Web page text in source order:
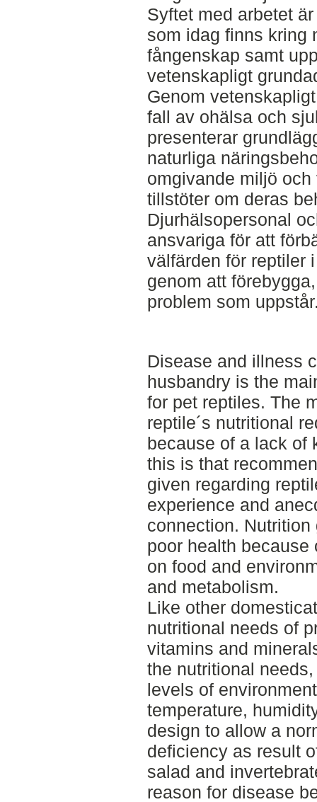
Syftet med arbetet
som idag finns kring
fångenskap samt
vetenskapligt
Genom
fall av ohälsa och
presenterar
naturliga
omgivande miljö
tillstöter om deras
Djurhälsopersonal
ansvariga för att
välfärden för reptiler
genom att
problem som
Disease and illness
husbandry is the
for pet reptiles. The
reptile´s nutritional
because of a lack of
this is that
given regarding
experience and
connection.
poor health because
on food and
and metabolism.
Like other
nutritional needs of
vitamins and
the nutritional
levels of
temperature,
design to allow a
deficiency as result
salad and
reason for disease